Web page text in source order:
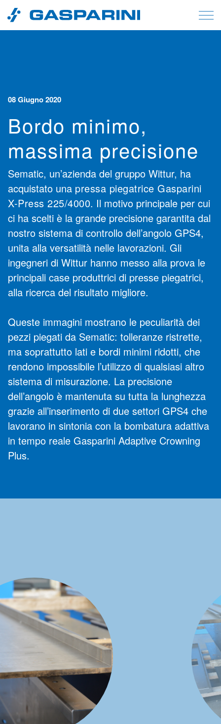
Vai al contenuto
08 Giugno 2020
Bordo minimo,
massima precisione
Sematic, un’azienda del gruppo Wittur, ha
acquistato una pressa piegatrice Gasparini
X-Press 225/4000. Il motivo principale per cui
ci ha scelti è la grande precisione garantita dal
nostro sistema di controllo dell’angolo GPS4,
unita alla versatilità nelle lavorazioni. Gli
ingegneri di Wittur hanno messo alla prova le
principali case produttrici di presse piegatrici,
alla ricerca del risultato migliore.
Queste immagini mostrano le peculiarità dei
pezzi piegati da Sematic: tolleranze ristrette,
ma soprattutto lati e bordi minimi ridotti, che
rendono impossibile l’utilizzo di qualsiasi altro
sistema di misurazione. La precisione
dell’angolo è mantenuta su tutta la lunghezza
grazie all’inserimento di due settori GPS4 che
lavorano in sintonia con la bombatura adattiva
in tempo reale Gasparini Adaptive Crowning
Plus.